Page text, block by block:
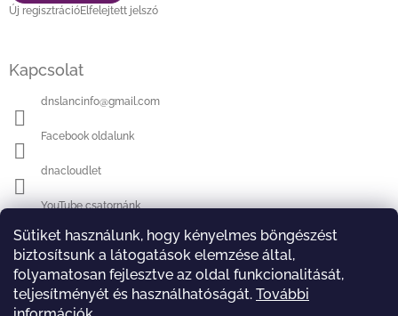
Sütiket használunk, hogy kényelmes böngészést
biztosítsunk a látogatások elemzése által,
folyamatosan fejlesztve az oldal funkcionalitását,
teljesítményét és használhatóságát. További
Új regisztrációElfelejtett jelszó
Kapcsolat
dnslancinfo@gmail.com
Facebook oldalunk
dnacloudlet
YouTube csatornánk
Keresés
Keresés